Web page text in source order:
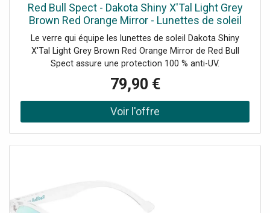
Red Bull Spect - Dakota Shiny X'Tal Light Grey
Brown Red Orange Mirror - Lunettes de soleil
Le verre qui équipe les lunettes de soleil Dakota Shiny
X'Tal Light Grey Brown Red Orange Mirror de Red Bull
Spect assure une protection 100 % anti-UV.
79,90 €